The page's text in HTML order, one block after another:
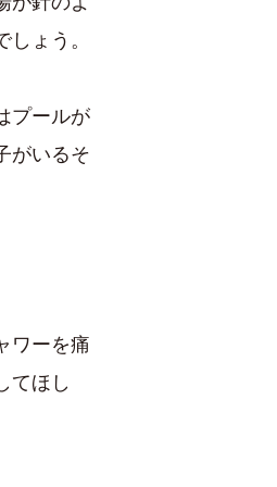
ょう。
プールが
がいるそ
ワーを痛
てほし